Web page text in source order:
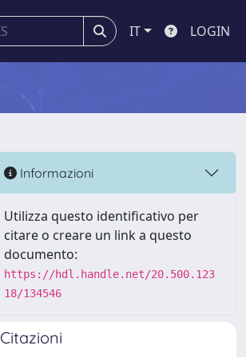
IT LOGIN
Informazioni
Utilizza questo identificativo per
citare o creare un link a questo
documento:
https://hdl.handle.net/20.500.123
18/134546
Citazioni